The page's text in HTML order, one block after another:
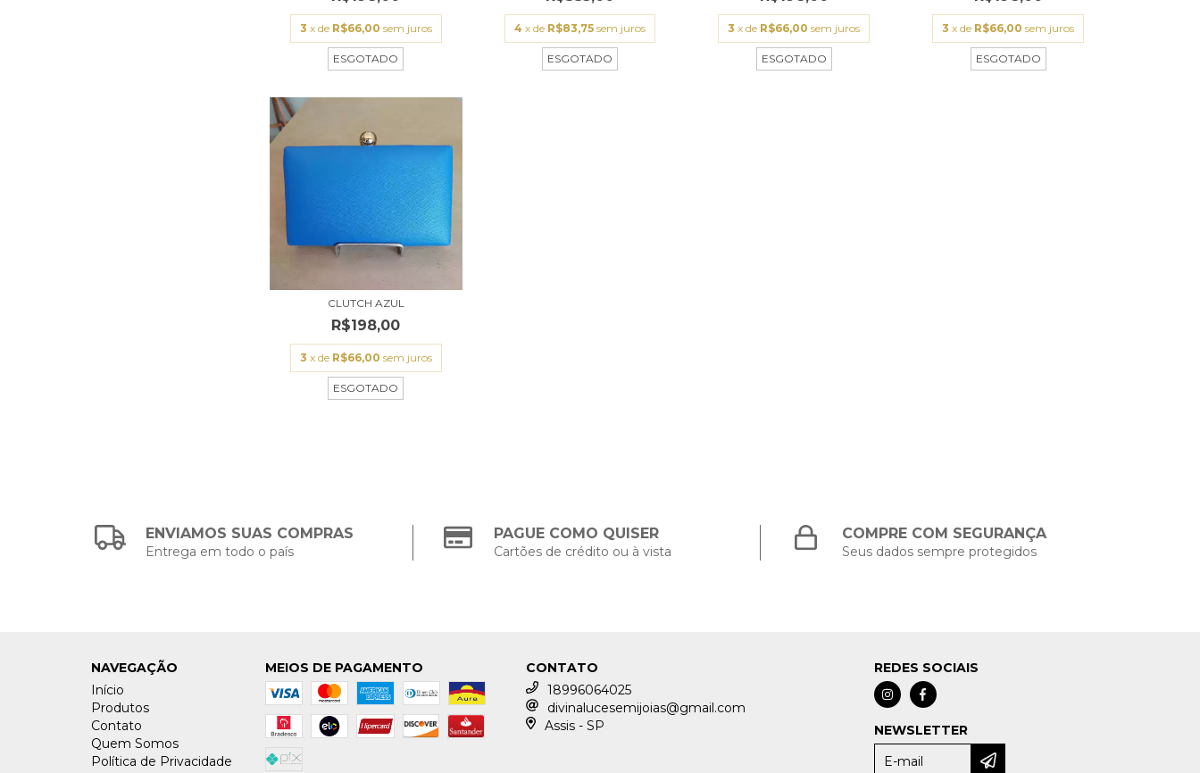
3 x de R$66,00 sem juros
ESGOTADO
4 x de R$83,75 sem juros
ESGOTADO
3 x de R$66,00 sem juros
ESGOTADO
3 x de R$66,00 sem juros
ESGOTADO
CLUTCH AZUL
R$198,00
3 x de R$66,00 sem juros
ESGOTADO
ENVIAMOS SUAS COMPRAS
Entrega em todo o país
PAGUE COMO QUISER
Cartões de crédito ou à vista
COMPRE COM SEGURANÇA
Seus dados sempre protegidos
NAVEGAÇÃO
Início
Produtos
Contato
Quem Somos
Política de Privacidade
MEIOS DE PAGAMENTO
CONTATO
18996064025
divinalucesemijoias@gmail.com
Assis - SP
REDES SOCIAIS
NEWSLETTER